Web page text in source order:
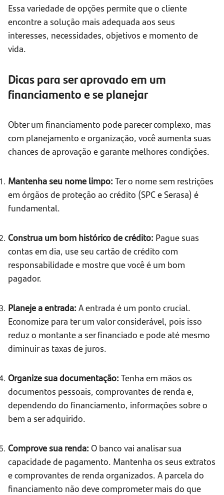
Essa variedade de opções permite que o cliente
encontre a solução mais adequada aos seus
interesses, necessidades, objetivos e momento de
vida.
Dicas para ser aprovado em um
financiamento e se planejar
Obter um financiamento pode parecer complexo, mas
com planejamento e organização, você aumenta suas
chances de aprovação e garante melhores condições.
Mantenha seu nome limpo: Ter o nome sem restrições
em órgãos de proteção ao crédito (SPC e Serasa) é
fundamental.
Construa um bom histórico de crédito: Pague suas
contas em dia, use seu cartão de crédito com
responsabilidade e mostre que você é um bom
pagador.
Planeje a entrada: A entrada é um ponto crucial.
Economize para ter um valor considerável, pois isso
reduz o montante a ser financiado e pode até mesmo
diminuir as taxas de juros.
Organize sua documentação: Tenha em mãos os
documentos pessoais, comprovantes de renda e,
dependendo do financiamento, informações sobre o
bem a ser adquirido.
Comprove sua renda: O banco vai analisar sua
capacidade de pagamento. Mantenha os seus extratos
e comprovantes de renda organizados. A parcela do
financiamento não deve comprometer mais do que